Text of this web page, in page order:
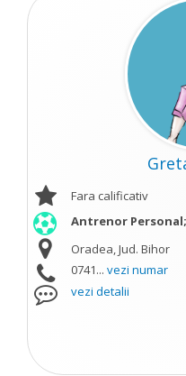
Fara calificativ
Antrenor Personal;
Oradea, Jud. Bihor
0741... vezi numar
vezi detalii